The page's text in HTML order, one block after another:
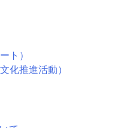
ト）
化推進活動）